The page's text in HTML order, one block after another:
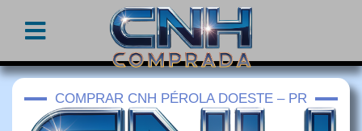
COMPRAR CNH PÉROLA DOESTE – PR